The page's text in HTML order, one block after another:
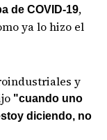
de COVID-19,
ya lo hizo el
y
"cuando uno
diciendo, no